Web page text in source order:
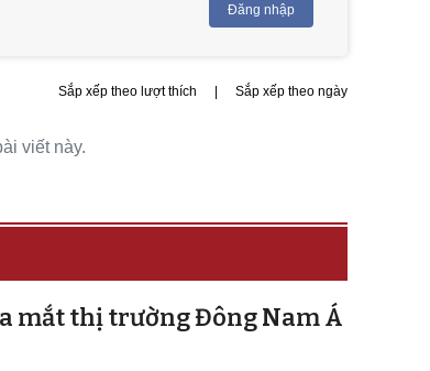
Đăng nhập
Sắp xếp theo lượt thích | Sắp xếp theo ngày
viết này.
mắt thị trường Đông Nam Á